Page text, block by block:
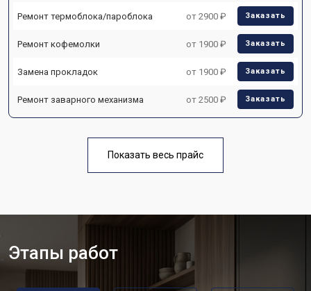
Ремонт термоблока/пароблока от 2900 ₽ Заказать
Ремонт кофемолки от 1900 ₽ Заказать
Замена прокладок от 1900 ₽ Заказать
Ремонт заварного механизма от 2500 ₽ Заказать
Показать весь прайс
Этапы работ